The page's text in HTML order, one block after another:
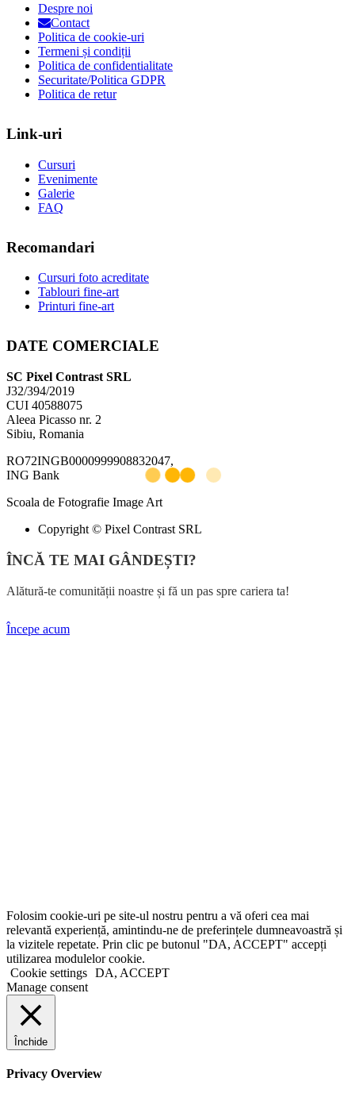
Despre noi
Contact
Politica de cookie-uri
Termeni și condiții
Politica de confidentialitate
Securitate/Politica GDPR
Politica de retur
Link-uri
Cursuri
Evenimente
Galerie
FAQ
Recomandari
Cursuri foto acreditate
Tablouri fine-art
Printuri fine-art
DATE COMERCIALE
SC Pixel Contrast SRL
J32/394/2019
CUI 40588075
Aleea Picasso nr. 2
Sibiu, Romania
RO72INGB0000999908832047,
ING Bank
Scoala de Fotografie Image Art
Copyright © Pixel Contrast SRL
ÎNCĂ TE MAI GÂNDEȘTI?
Alătură-te comunității noastre și fă un pas spre cariera ta!
Începe acum
Folosim cookie-uri pe site-ul nostru pentru a vă oferi cea mai
relevantă experiență, amintindu-ne de preferințele dumneavoastră și
la vizitele repetate. Prin clic pe butonul "DA, ACCEPT" accepți
utilizarea modulelor cookie.
Cookie settings DA, ACCEPT
Manage consent
Închide
Privacy Overview